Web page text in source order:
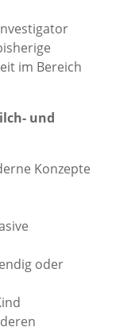
im Bereich
und
Konzepte
oder